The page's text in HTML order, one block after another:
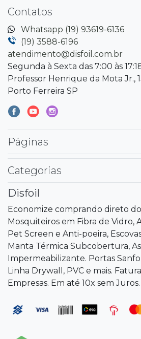
Contatos
Whatsapp (19) 93619-6136
(19) 3588-6196
atendimento@disfoil.com.br
Segunda à Sexta das 7:00 às
Professor Henrique da Mota Jr.,
Porto Ferreira SP
Páginas
Categorias
Disfoil
Economize comprando direto
Mosquiteiros em Fibra de Vidro,
Pet Screen e Anti-poeira,
Manta Térmica Subcobertura,
Impermeabilizante. Portas
Linha Drywall, PVC e mais.
Empresas. Em até 10x sem Juros.